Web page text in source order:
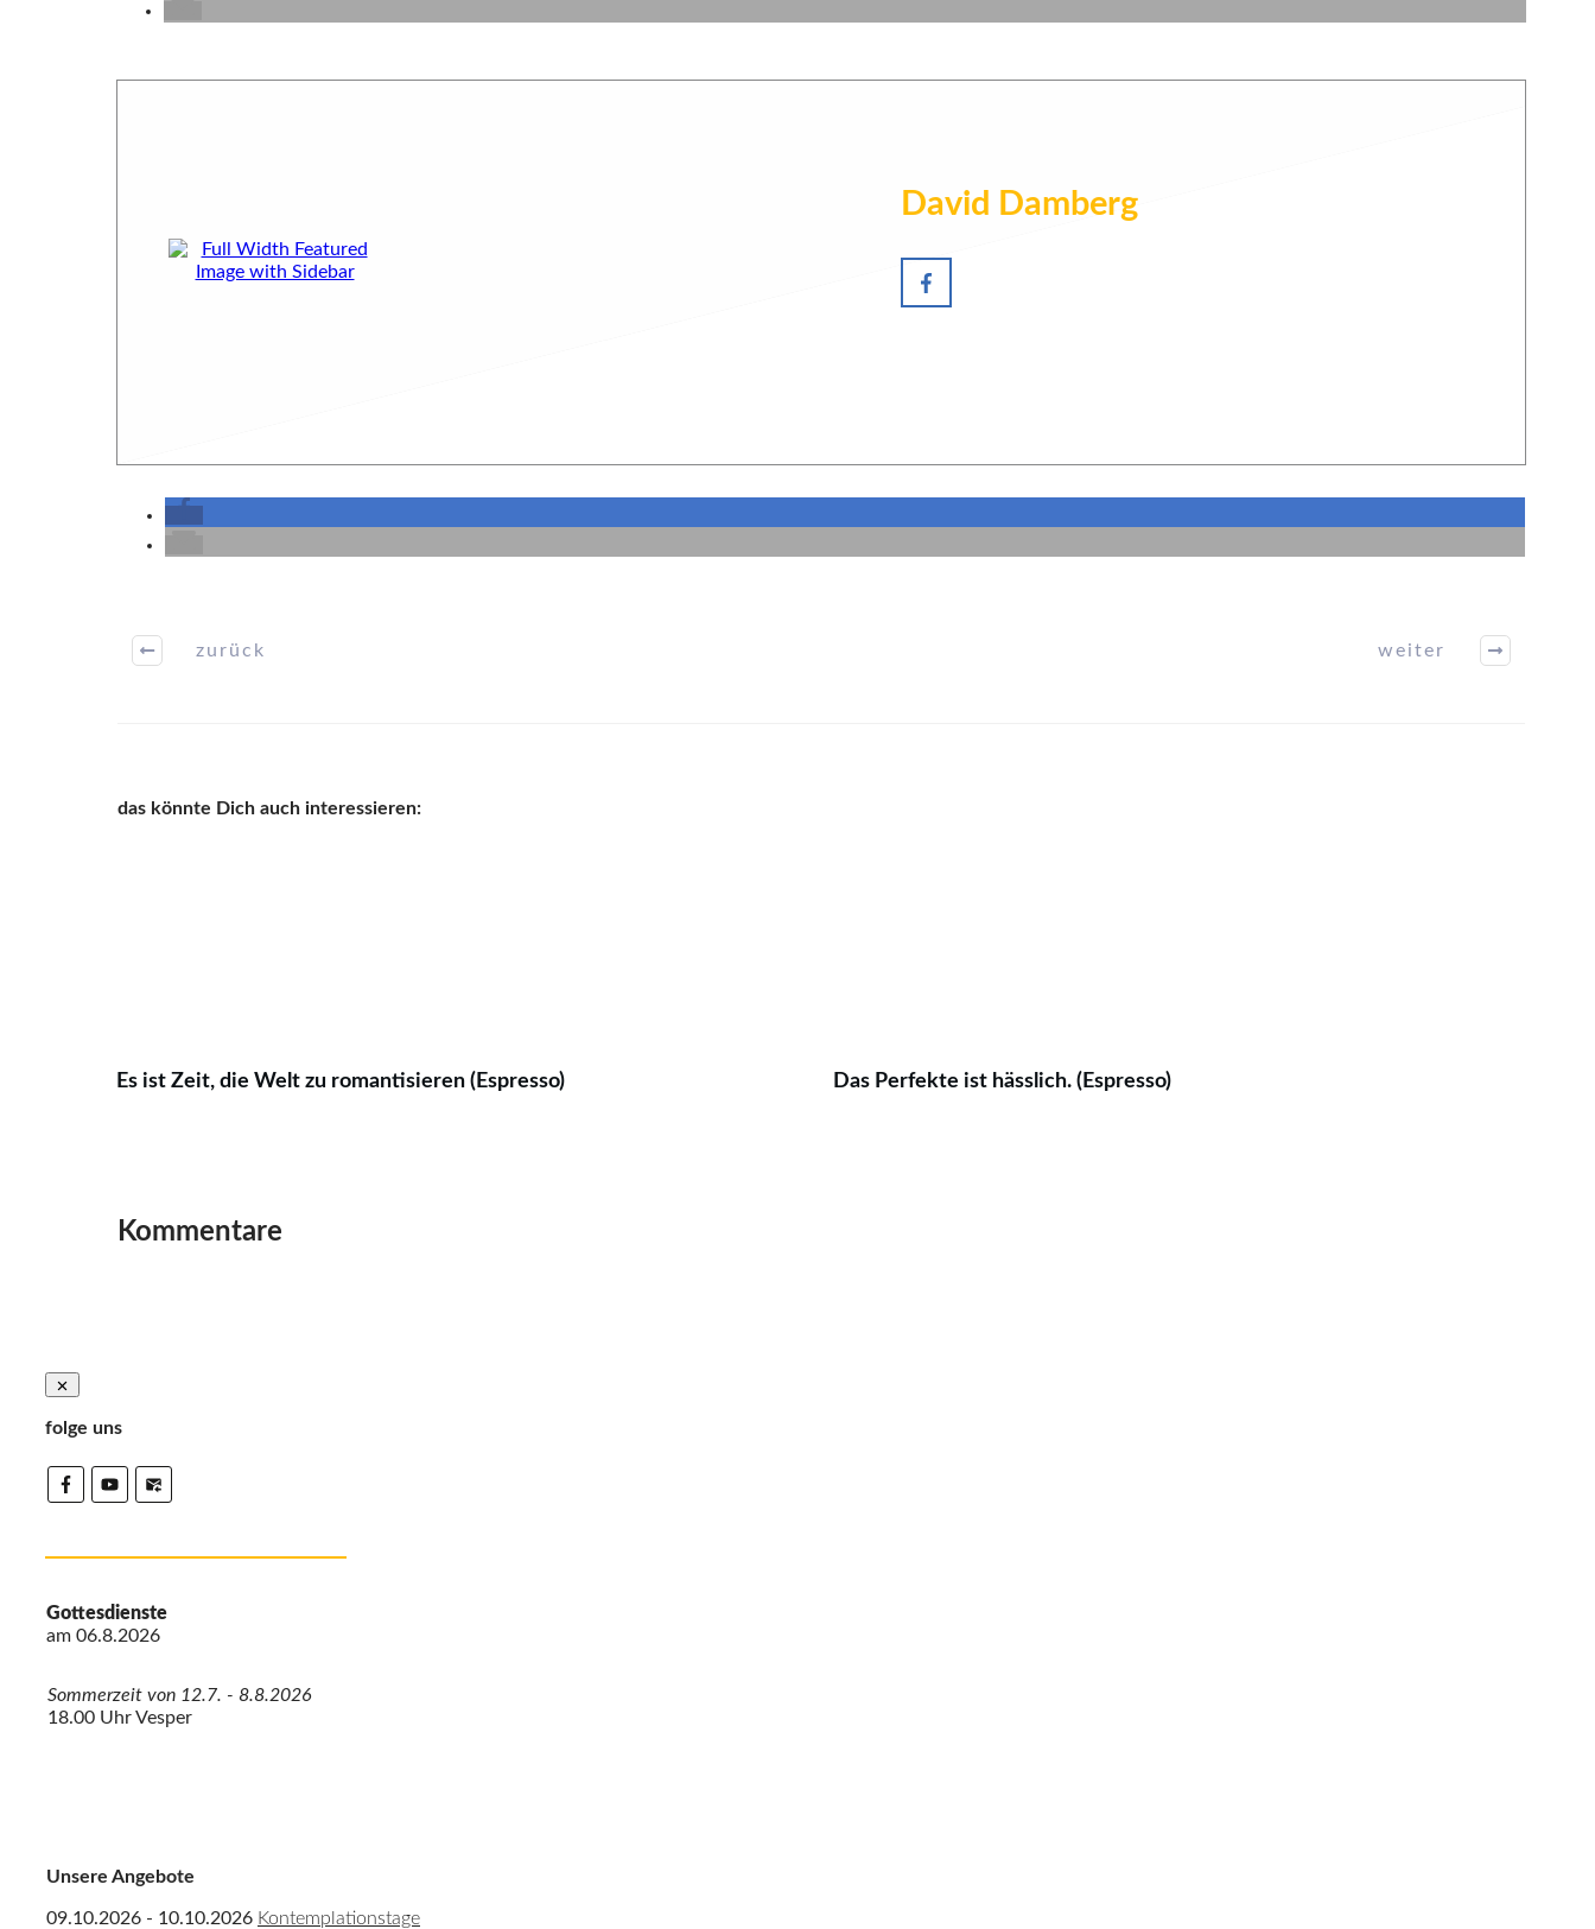
David Damberg
zurück weiter
das könnte Dich auch interessieren:
Es ist Zeit, die Welt zu romantisieren (Espresso) Das Perfekte ist hässlich. (Espresso)
Kommentare
folge uns
Gottesdienste
am 06.8.2026
Sommerzeit von 12.7. - 8.8.2026
18.00 Uhr Vesper
Unsere Angebote
09.10.2026 - 10.10.2026 Kontemplationstage